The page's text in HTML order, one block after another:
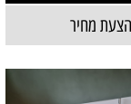
מחיר